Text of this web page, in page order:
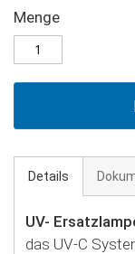
Menge
Details
UV-
das UV-C